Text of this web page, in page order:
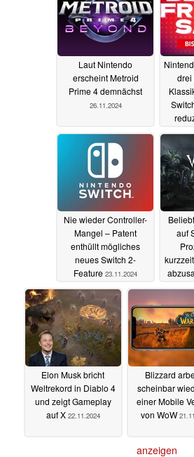
Laut Nintendo
erscheint Metroid
Prime 4 demnächst
26.11.2024
drei
Nie wieder Controller-
Mangel – Patent
enthüllt mögliches
neues Switch 2-
Feature 23.11.2024
auf
Elon Musk bricht
Weltrekord in Diablo 4
und zeigt Gameplay
auf X 22.11.2024
Blizzard
scheinbar
einer Mobile
von WoW
anzeigen